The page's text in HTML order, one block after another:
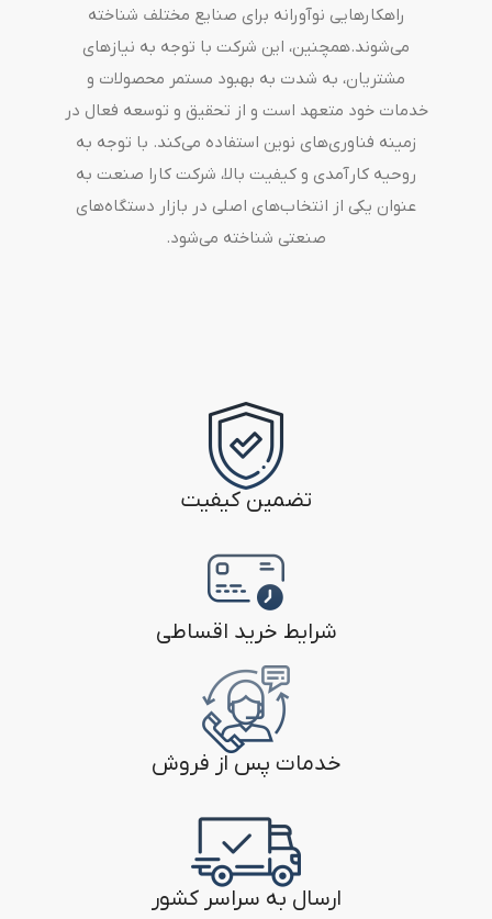
راهکارهایی نوآورانه برای صنایع مختلف شناخته
می‌شوند.همچنین، این شرکت با توجه به نیازهای
مشتریان، به شدت به بهبود مستمر محصولات و
خدمات خود متعهد است و از تحقیق و توسعه فعال در
زمینه فناوری‌های نوین استفاده می‌کند. با توجه به
روحیه کارآمدی و کیفیت بالا، شرکت کارا صنعت به
عنوان یکی از انتخاب‌های اصلی در بازار دستگاه‌های
صنعتی شناخته می‌شود.
تضمین کیفیت
شرایط خرید اقساطی
خدمات پس از فروش
ارسال به سراسر کشور